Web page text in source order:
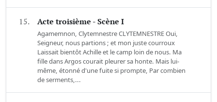
15. Acte troisième - Scène I
Agamemnon, Clytemnestre CLYTEMNESTRE Oui,
Seigneur, nous partions ; et mon juste courroux
Laissait bientôt Achille et le camp loin de nous. Ma
fille dans Argos courait pleurer sa honte. Mais lui-
même, étonné d'une fuite si prompte, Par combien
de serments,...